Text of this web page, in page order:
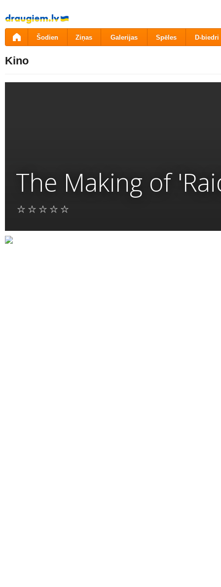
Pāriet
uz
saturu
Šodien Ziņas Galerijas Spēles D-biedri
Kino
The Making of